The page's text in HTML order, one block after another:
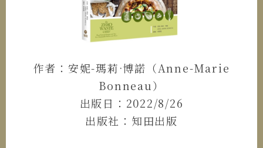
作者：安妮-瑪莉·博諾（Anne-Marie
Bonneau）
出版日：2022/8/26
出版社：知田出版